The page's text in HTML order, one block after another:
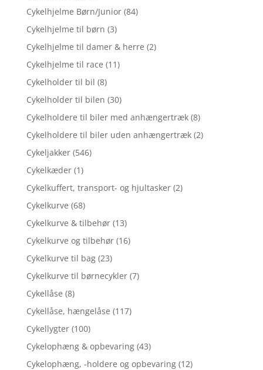
Cykelhjelme Børn/Junior (84)
Cykelhjelme til børn (3)
Cykelhjelme til damer & herre (2)
Cykelhjelme til race (11)
Cykelholder til bil (8)
Cykelholder til bilen (30)
Cykelholdere til biler med anhængertræk (8)
Cykelholdere til biler uden anhængertræk (2)
Cykeljakker (546)
Cykelkæder (1)
Cykelkuffert, transport- og hjultasker (2)
Cykelkurve (68)
Cykelkurve & tilbehør (13)
Cykelkurve og tilbehør (16)
Cykelkurve til bag (23)
Cykelkurve til børnecykler (7)
Cykellåse (8)
Cykellåse, hængelåse (117)
Cykellygter (100)
Cykelophæng & opbevaring (43)
Cykelophæng, -holdere og opbevaring (12)